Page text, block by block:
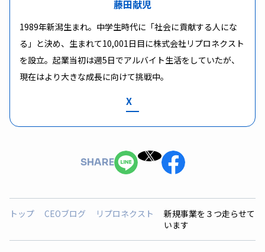
藤田献児
1989年新潟生まれ。中学生時代に「社会に貢献する人にな
る」と決め、生まれて10,001日目に株式会社リプロネクスト
を設立。起業当初は週5日でアルバイト生活をしていたが、
現在はより大きな成長に向けて挑戦中。
X
SHARE
トップ CEOブログ リプロネクスト
新規事業を３つ走らせて
います